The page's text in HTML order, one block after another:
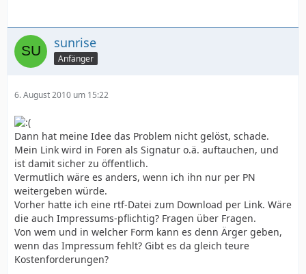
sunrise
Anfänger
6. August 2010 um 15:22
Dann hat meine Idee das Problem nicht gelöst, schade.
Mein Link wird in Foren als Signatur o.ä. auftauchen, und
ist damit sicher zu öffentlich.
Vermutlich wäre es anders, wenn ich ihn nur per PN
weitergeben würde.
Vorher hatte ich eine rtf-Datei zum Download per Link. Wäre
die auch Impressums-pflichtig? Fragen über Fragen.
Von wem und in welcher Form kann es denn Ärger geben,
wenn das Impressum fehlt? Gibt es da gleich teure
Kostenforderungen?